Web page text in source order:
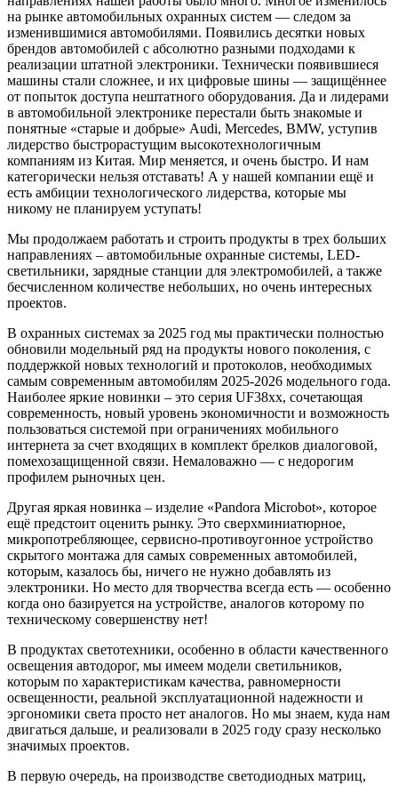
на рынке автомобильных охранных систем — следом за
изменившимися автомобилями. Появились десятки новых
брендов автомобилей с абсолютно разными подходами к
реализации штатной электроники. Технически появившиеся
машины стали сложнее, и их цифровые шины — защищённее
от попыток доступа нештатного оборудования. Да и лидерами
в автомобильной электронике перестали быть знакомые и
понятные «старые и добрые» Audi, Mercedes, BMW, уступив
лидерство быстрорастущим высокотехнологичным
компаниям из Китая. Мир меняется, и очень быстро. И нам
категорически нельзя отставать! А у нашей компании ещё и
есть амбиции технологического лидерства, которые мы
никому не планируем уступать!
Мы продолжаем работать и строить продукты в трех больших
направлениях – автомобильные охранные системы, LED-
светильники, зарядные станции для электромобилей, а также
бесчисленном количестве небольших, но очень интересных
проектов.
В охранных системах за 2025 год мы практически полностью
обновили модельный ряд на продукты нового поколения, с
поддержкой новых технологий и протоколов, необходимых
самым современным автомобилям 2025-2026 модельного года.
Наиболее яркие новинки – это серия UF38xx, сочетающая
современность, новый уровень экономичности и возможность
пользоваться системой при ограничениях мобильного
интернета за счет входящих в комплект брелков диалоговой,
помехозащищенной связи. Немаловажно — с недорогим
профилем рыночных цен.
Другая яркая новинка – изделие «Pandora Microbot», которое
ещё предстоит оценить рынку. Это сверхминиатюрное,
микропотребляющее, сервисно-противоугонное устройство
скрытого монтажа для самых современных автомобилей,
которым, казалось бы, ничего не нужно добавлять из
электроники. Но место для творчества всегда есть — особенно
когда оно базируется на устройстве, аналогов которому по
техническому совершенству нет!
В продуктах светотехники, особенно в области качественного
освещения автодорог, мы имеем модели светильников,
которым по характеристикам качества, равномерности
освещенности, реальной эксплуатационной надежности и
эргономики света просто нет аналогов. Но мы знаем, куда нам
двигаться дальше, и реализовали в 2025 году сразу несколько
значимых проектов.
В первую очередь, на производстве светодиодных матриц,